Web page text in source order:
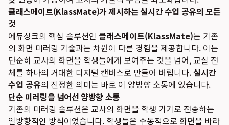
클래스메이트(KlassMate)가 제시하는 실시간 수업 공유의 모든
것
에듀싱크의 핵심 솔루션인 클래스메이트(KlassMate)는 기존
의 화면 미러링 기술과는 차원이 다른 경험을 제공합니다. 이는
단순히 교사의 화면을 학생들에게 보여주는 것을 넘어, 교실 전
체를 하나의 거대한 디지털 캔버스로 만들어 버립니다.실시간
수업 공유의 진정한 의미는 바로 이 양방향 소통에 있습니다.
단순 미러링을 넘어선 양방향 소통
기존의 미러링 솔루션은 교사의 화면을 학생 기기로 전송하는
일방향적인 방식이었습니다. 학생들은 수동적으로 화면을 바라